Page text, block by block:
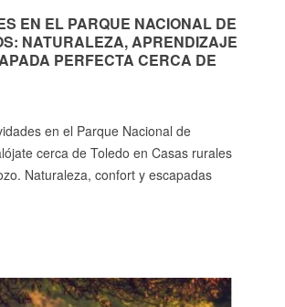
EN EL PARQUE NACIONAL DE
NATURALEZA, APRENDIZAJE
PERFECTA CERCA DE
en el Parque Nacional de
cerca de Toledo en Casas rurales
Naturaleza, confort y escapadas